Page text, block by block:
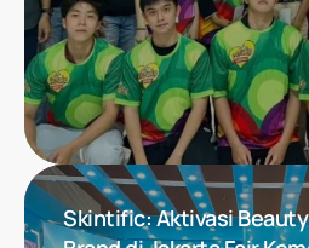
Skintific: Aktivasi